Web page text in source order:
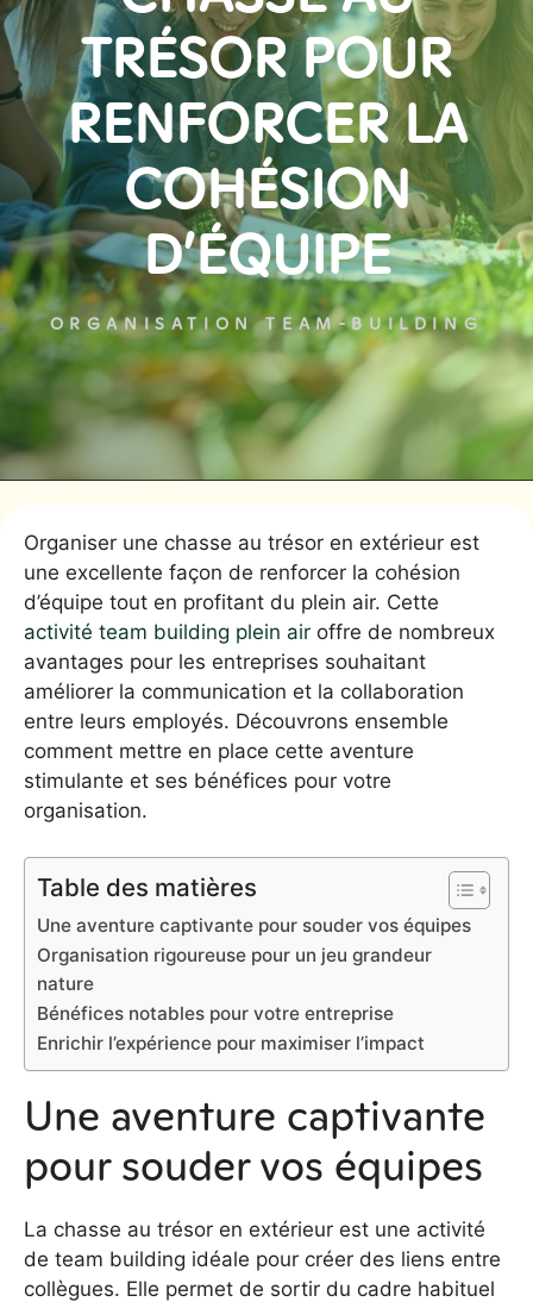
TRÉSOR POUR
RENFORCER LA
COHÉSION
D’ÉQUIPE
ORGANISATION TEAM-BUILDING
Organiser une chasse au trésor en extérieur est
une excellente façon de renforcer la cohésion
d’équipe tout en profitant du plein air. Cette
activité team building plein air offre de nombreux
avantages pour les entreprises souhaitant
améliorer la communication et la collaboration
entre leurs employés. Découvrons ensemble
comment mettre en place cette aventure
stimulante et ses bénéfices pour votre
organisation.
Table des matières
Une aventure captivante pour souder vos équipes
Organisation rigoureuse pour un jeu grandeur
nature
Bénéfices notables pour votre entreprise
Enrichir l’expérience pour maximiser l’impact
Une aventure captivante
pour souder vos équipes
La chasse au trésor en extérieur est une activité
de team building idéale pour créer des liens entre
collègues. Elle permet de sortir du cadre habituel